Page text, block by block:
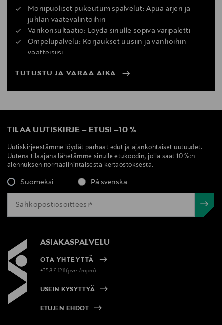
Monipuoliset pukeutumispalvelut: Apua arjen ja
juhlan vaatevalintoihin
Värikonsultaatio: Löydä sinulle sopiva väripaletti
Ompelupalvelu: Korjaukset uusiin ja vanhoihin
vaatteisiisi
TUTUSTU JA VARAA AIKA
TILAA UUTISKIRJE – ETUSI –10 %
Uutiskirjeestämme löydät parhaat edut ja ajankohtaiset uutuudet.
Uutena tilaajana lähetämme sinulle etukoodin, jolla saat 10 %:n
alennuksen normaalihintaisesta kertaostoksesta.
Suomeksi På svenska
ASIAKASPALVELU
OTA YHTEYTTÄ
+358 9 1211(pvm/mpm)
USEIN KYSYTTYÄ
ETUJEN EHDOT